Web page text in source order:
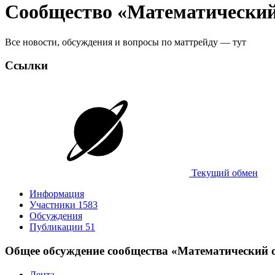
Сообщество
Все новости, обсуждения и вопросы по маттрейду — тут
Ссылки
Текущий обмен
Информация
Участники 1583
Обсуждения
Публикации 51
Общее обсуждение сообщества «Математический